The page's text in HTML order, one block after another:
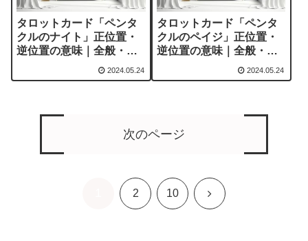
タロットカード「ペンタ
クルのナイト」正位置・
逆位置の意味｜全般・恋
2024.05.24
タロットカード「ペンタ
クルのペイジ」正位置・
逆位置の意味｜全般・恋
2024.05.24
次のページ
2 10 次